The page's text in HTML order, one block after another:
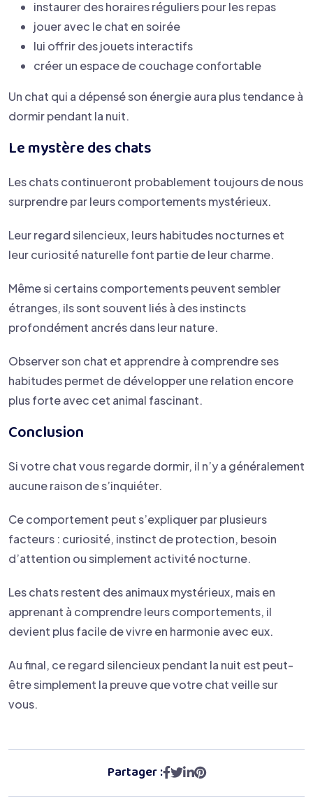
instaurer des horaires réguliers pour les repas
jouer avec le chat en soirée
lui offrir des jouets interactifs
créer un espace de couchage confortable
Un chat qui a dépensé son énergie aura plus tendance à
dormir pendant la nuit.
Le mystère des chats
Les chats continueront probablement toujours de nous
surprendre par leurs comportements mystérieux.
Leur regard silencieux, leurs habitudes nocturnes et
leur curiosité naturelle font partie de leur charme.
Même si certains comportements peuvent sembler
étranges, ils sont souvent liés à des instincts
profondément ancrés dans leur nature.
Observer son chat et apprendre à comprendre ses
habitudes permet de développer une relation encore
plus forte avec cet animal fascinant.
Conclusion
Si votre chat vous regarde dormir, il n’y a généralement
aucune raison de s’inquiéter.
Ce comportement peut s’expliquer par plusieurs
facteurs : curiosité, instinct de protection, besoin
d’attention ou simplement activité nocturne.
Les chats restent des animaux mystérieux, mais en
apprenant à comprendre leurs comportements, il
devient plus facile de vivre en harmonie avec eux.
Au final, ce regard silencieux pendant la nuit est peut-
être simplement la preuve que votre chat veille sur
vous.
Partager :